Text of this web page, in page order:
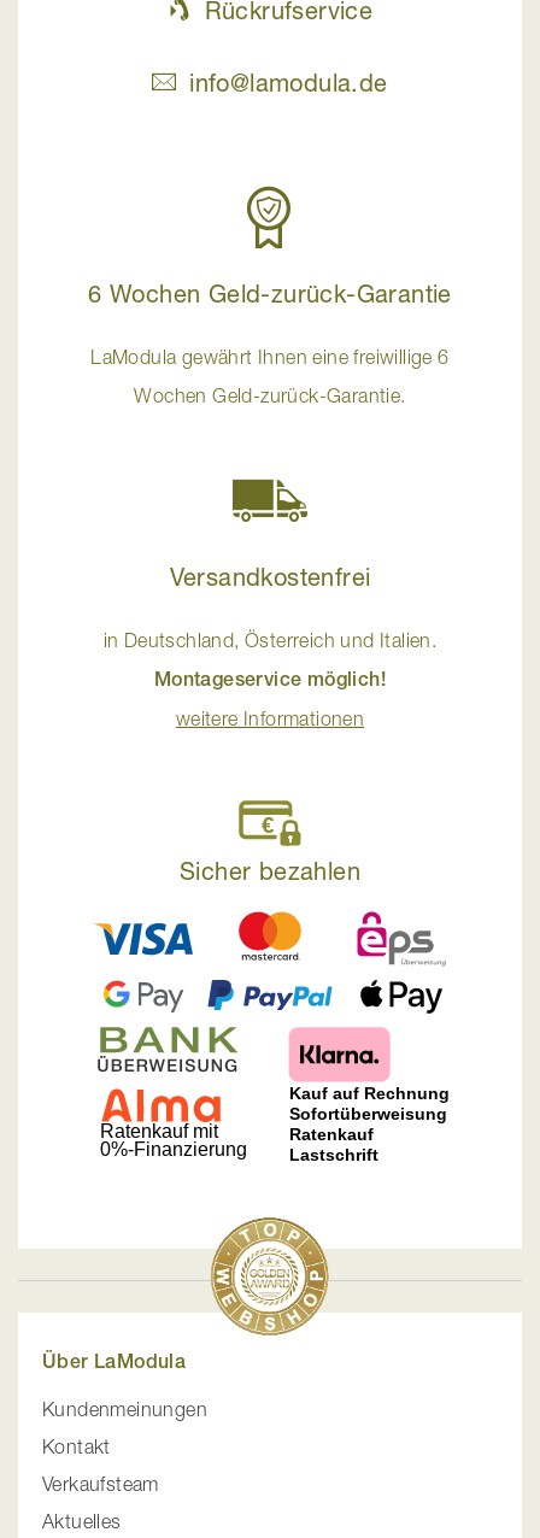
Rückrufservice
info@lamodula.de
6 Wochen Geld-zurück-Garantie
LaModula gewährt Ihnen eine freiwillige 6
Wochen Geld-zurück-Garantie.
Versandkostenfrei
in Deutschland, Österreich und Italien.
Montageservice möglich!
weitere Informationen
Sicher bezahlen
Über LaModula
Kundenmeinungen
Kontakt
Verkaufsteam
Aktuelles